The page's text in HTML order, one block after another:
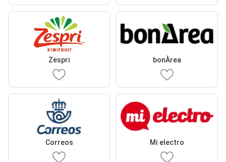
Zespri bonÀrea
Correos Mi electro